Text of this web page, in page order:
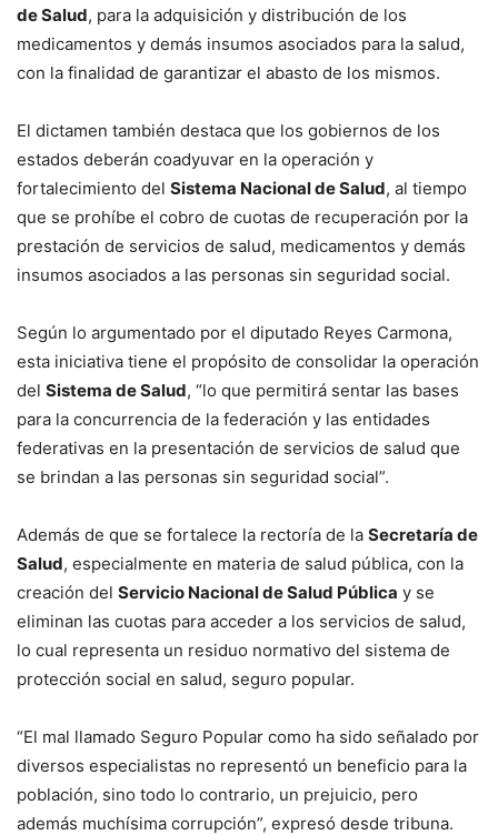
de Salud, para la adquisición y distribución de los
medicamentos y demás insumos asociados para la salud,
con la finalidad de garantizar el abasto de los mismos.
El dictamen también destaca que los gobiernos de los
estados deberán coadyuvar en la operación y
fortalecimiento del Sistema Nacional de Salud, al tiempo
que se prohíbe el cobro de cuotas de recuperación por la
prestación de servicios de salud, medicamentos y demás
insumos asociados a las personas sin seguridad social.
Según lo argumentado por el diputado Reyes Carmona,
esta iniciativa tiene el propósito de consolidar la operación
del Sistema de Salud, “lo que permitirá sentar las bases
para la concurrencia de la federación y las entidades
federativas en la presentación de servicios de salud que
se brindan a las personas sin seguridad social”.
Además de que se fortalece la rectoría de la Secretaría de
Salud, especialmente en materia de salud pública, con la
creación del Servicio Nacional de Salud Pública y se
eliminan las cuotas para acceder a los servicios de salud,
lo cual representa un residuo normativo del sistema de
protección social en salud, seguro popular.
“El mal llamado Seguro Popular como ha sido señalado por
diversos especialistas no representó un beneficio para la
población, sino todo lo contrario, un prejuicio, pero
además muchísima corrupción”, expresó desde tribuna.